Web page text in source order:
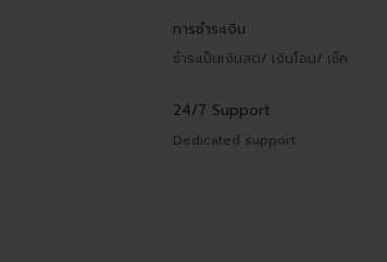
การชำระเงิน
ชำระเป็นเงินสด/ เงินโอน/ เช็ค
24/7 Support
Dedicated support